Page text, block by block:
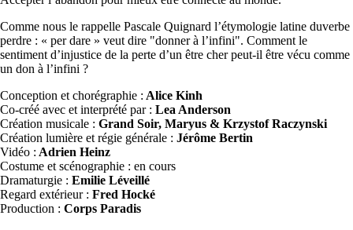
Comme nous le rappelle Pascale Quignard l’étymologie latine duverbe
perdre : « per dare » veut dire "donner à l’infini". Comment le
sentiment d’injustice de la perte d’un être cher peut-il être vécu comme
un don à l’infini ?
Conception et chorégraphie : Alice Kinh
Co-créé avec et interprété par : Lea Anderson
Création musicale : Grand Soir, Maryus & Krzystof Raczynski
Création lumière et régie générale : Jérôme Bertin
Vidéo : Adrien Heinz
Costume et scénographie : en cours
Dramaturgie : Emilie Léveillé
Regard extérieur : Fred Hocké
Production : Corps Paradis